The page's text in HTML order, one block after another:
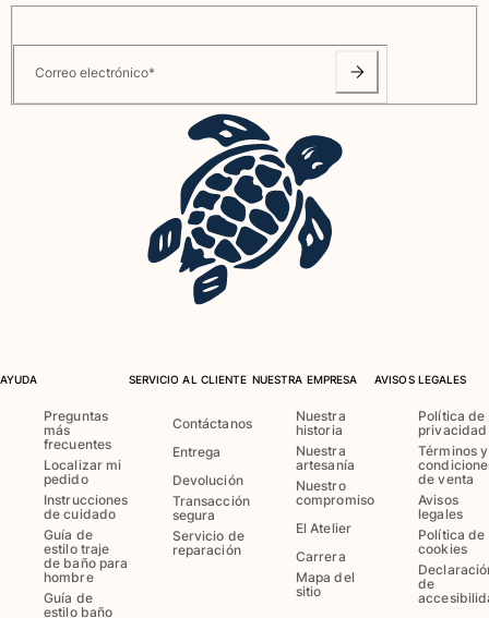
Camisetas
Ver todo Pret-a-porter
Bebé
Ver todo Accesorios
Sombreros y Gorras
Ver todo Sombreros y Gorras
Toallas & pareo
Toallas
Toalla de algodón
Pareo
Ver todo Toallas & pareo
Bolsas
Correo electrónico*
AYUDA
Preguntas
más
frecuentes
Localizar mi
pedido
Instrucciones
de cuidado
Guía de
estilo traje
de baño para
hombre
Guía de
estilo baño
SERVICIO AL CLIENTE
Contáctanos
Entrega
Devolución
Transacción
segura
Servicio de
reparación
NUESTRA EMPRESA
Nuestra
historia
Nuestra
artesanía
Nuestro
compromiso
El Atelier
Carrera
Mapa del
sitio
AVISOS LEGALES
Política de
privacidad
Términos y
de venta
Avisos
legales
Política de
cookies
de